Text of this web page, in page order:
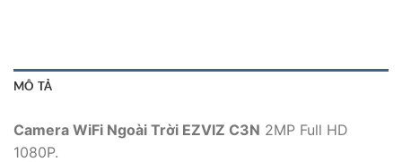
MÔ TẢ
Camera WiFi Ngoài Trời EZVIZ C3N 2MP Full HD
1080P.